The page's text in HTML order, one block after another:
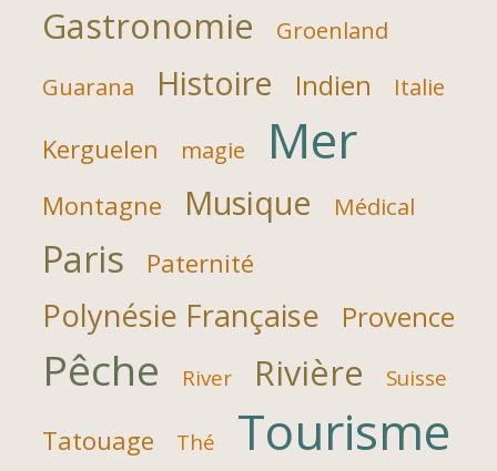
Gastronomie
Groenland
Guarana
Histoire Indien Italie
Kerguelen magie Mer
Montagne Musique Médical
Paris Paternité
Polynésie Française Provence
Pêche River Rivière Suisse
Tatouage Thé Tourisme